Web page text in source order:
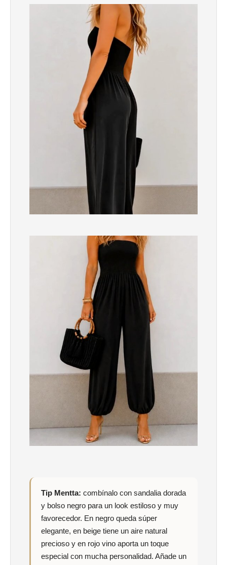
Tip Mentta: combínalo con sandalia dorada
y bolso negro para un look estiloso y muy
favorecedor. En negro queda súper
elegante, en beige tiene un aire natural
precioso y en rojo vino aporta un toque
especial con mucha personalidad. Añade un